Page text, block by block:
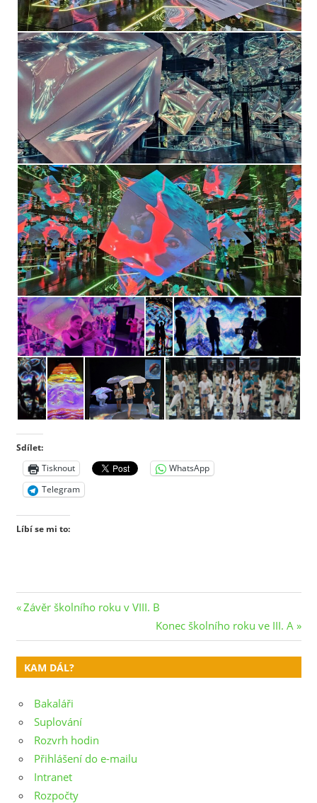
Sdílet:
Tisknout
WhatsApp
Telegram
Líbí se mi to:
Navigace
pro
příspěvek
Previous
Závěr školního roku v VIII. B
Next
Post:
Konec školního roku ve III. A
KAM DÁL?
Bakaláři
Suplování
Rozvrh hodin
Přihlášení do e-mailu
Intranet
Rozpočty